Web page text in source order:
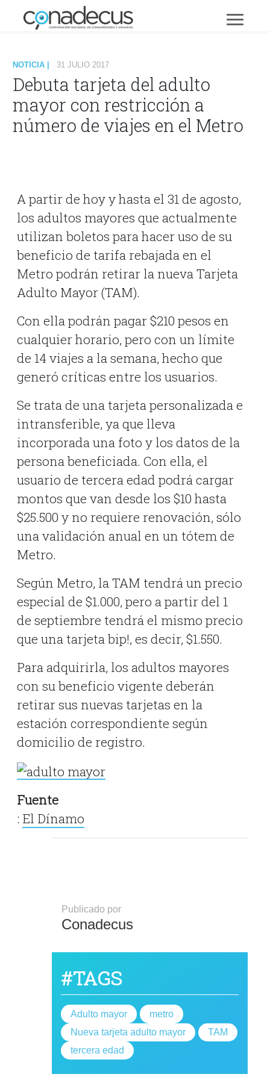
NOTICIA | 31 JULIO 2017
Debuta tarjeta del adulto
mayor con restricción a
número de viajes en el Metro
A partir de hoy y hasta el 31 de agosto,
los adultos mayores que actualmente
utilizan boletos para hacer uso de su
beneficio de tarifa rebajada en el
Metro podrán retirar la nueva Tarjeta
Adulto Mayor (TAM).
Con ella podrán pagar $210 pesos en
cualquier horario, pero con un límite
de 14 viajes a la semana, hecho que
generó críticas entre los usuarios.
Se trata de una tarjeta personalizada e
intransferible, ya que lleva
incorporada una foto y los datos de la
persona beneficiada. Con ella, el
usuario de tercera edad podrá cargar
montos que van desde los $10 hasta
$25.500 y no requiere renovación, sólo
una validación anual en un tótem de
Metro.
Según Metro, la TAM tendrá un precio
especial de $1.000, pero a partir del 1
de septiembre tendrá el mismo precio
que una tarjeta bip!, es decir, $1.550.
Para adquirirla, los adultos mayores
con su beneficio vigente deberán
retirar sus nuevas tarjetas en la
estación correspondiente según
domicilio de registro.
Fuente
: El Dínamo
Publicado por
Conadecus
#TAGS
Adulto mayor
metro
Nueva tarjeta adulto mayor
TAM
tercera edad